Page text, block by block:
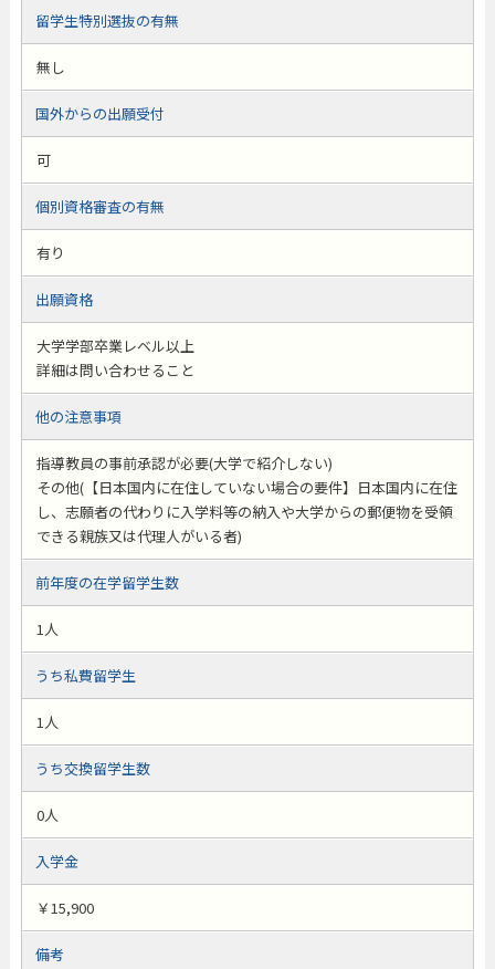
留学生特別選抜の有無
無し
国外からの出願受付
可
個別資格審査の有無
有り
出願資格
大学学部卒業レベル以上
詳細は問い合わせること
他の注意事項
指導教員の事前承認が必要(大学で紹介しない)
その他(【日本国内に在住していない場合の要件】日本国内に在住
し、志願者の代わりに入学料等の納入や大学からの郵便物を受領
できる親族又は代理人がいる者)
前年度の在学留学生数
1人
うち私費留学生
1人
うち交換留学生数
0人
入学金
￥15,900
備考